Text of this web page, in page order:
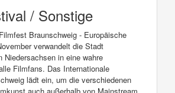
/ Sonstige
Braunschweig - Europäische
verwandelt die Stadt
Niedersachsen in eine wahre
Filmfans. Das Internationale
lädt ein, um die verschiedenen